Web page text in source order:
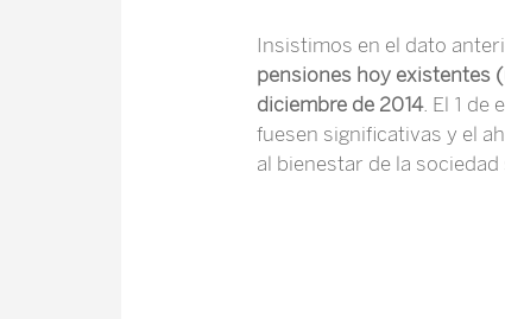
Insistimos en el dato
pensiones hoy existentes
diciembre de 2014. El 1 de
fuesen significativas y el
al bienestar de la